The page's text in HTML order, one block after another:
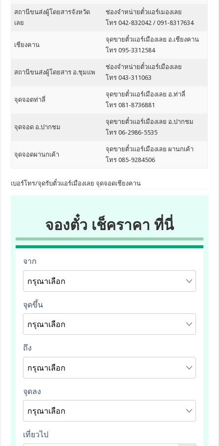
สถานีขนส่งผู้โดยสารจังหวัด
เลย
ช่องจำหน่ายตั๋วแอร์เมองเลย
โทร 042-832042 / 091-8317634
เชียงคาน
จุดขายตั๋วแอร์เมืองเลย อ.เชียงคาน
โทร 095-3312584
สถานีขนส่งผู้โดยสาร อ.ชุมแพ
ช่องจำหน่ายตั๋วแอร์เมืองเลย
โทร 043-311063
จุดจอดท่าลี่
จุดขายตั๋วแอร์เมืองเลย อ.ท่าลี่
โทร 081-8736881
จุดจอด อ.ปากชม
จุดขายตั๋วแอร์เมืองเลย อ.ปากชม
โทร 06-2986-5535
จุดจอดผานกเค้า
จุดขายตั๋วแอร์เมืองเลย ผานกเค้า
โทร 085-9284506
เบอร์โทร/จุดรับตั๋วแอร์เมืองเลย จุดจอดเชียงคาน
จองตั๋ว เช็คราคา ที่นี่